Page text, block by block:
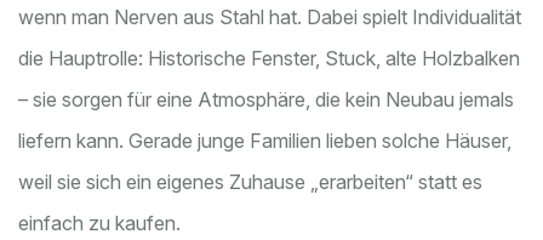
wenn man Nerven aus Stahl hat. Dabei spielt Individualität
die Hauptrolle: Historische Fenster, Stuck, alte Holzbalken
– sie sorgen für eine Atmosphäre, die kein Neubau jemals
liefern kann. Gerade junge Familien lieben solche Häuser,
weil sie sich ein eigenes Zuhause „erarbeiten“ statt es
einfach zu kaufen.